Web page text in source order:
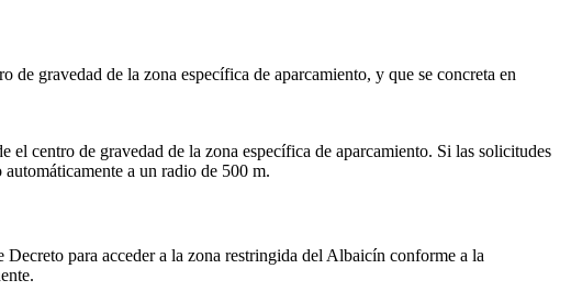
gravedad de la zona específica de aparcamiento, y que se concreta en
centro de gravedad de la zona específica de aparcamiento. Si las solicitudes
a un radio de 500 m.
para acceder a la zona restringida del Albaicín conforme a la